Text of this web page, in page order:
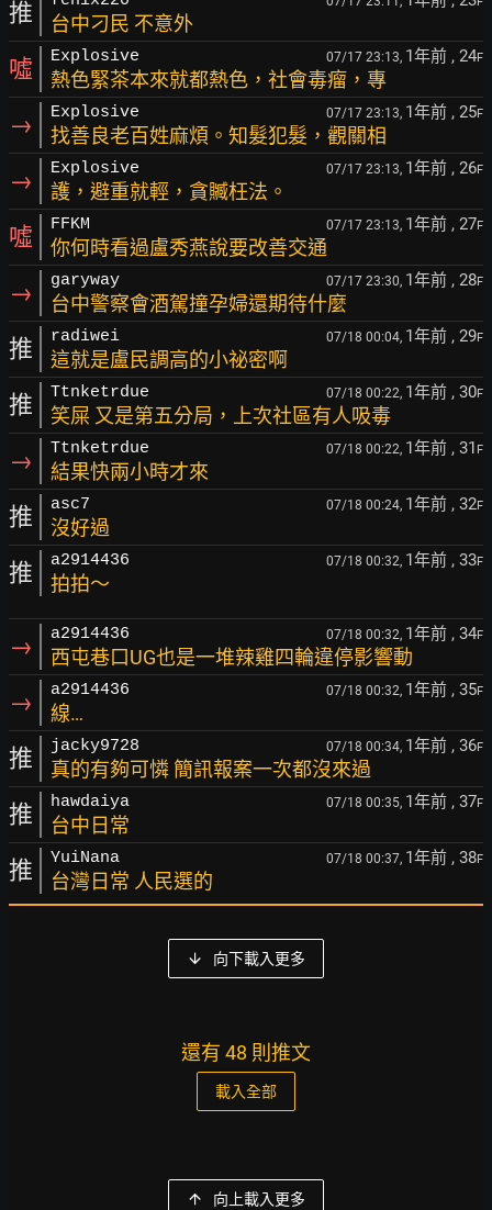
推 台中刁民 不意外
噓 Explosive 07/17 23:13, 1年前 , 24F
熱色緊茶本來就都熱色，社會毒瘤，專
→ Explosive 07/17 23:13, 1年前 , 25F
找善良老百姓麻煩。知髮犯髮，觀關相
→ Explosive 07/17 23:13, 1年前 , 26F
護，避重就輕，貪贓枉法。
噓 FFKM 07/17 23:13, 1年前 , 27F
你何時看過盧秀燕說要改善交通
→ garyway 07/17 23:30, 1年前 , 28F
台中警察會酒駕撞孕婦還期待什麼
推 radiwei 07/18 00:04, 1年前 , 29F
這就是盧民調高的小祕密啊
推 Ttnketrdue 07/18 00:22, 1年前 , 30F
笑屎 又是第五分局，上次社區有人吸毒
→ Ttnketrdue 07/18 00:22, 1年前 , 31 F
結果快兩小時才來
推 asc7 07/18 00:24, 1年前 , 32F
沒好過
推 a2914436 07/18 00:32, 1年前 , 33F
拍拍～
→ a2914436 07/18 00:32, 1年前 , 34F
西屯巷口UG也是一堆辣雞四輪違停影響動
→ a2914436 07/18 00:32, 1年前 , 35F
線…
推 jacky9728 07/18 00:34, 1年前 , 36F
真的有夠可憐 簡訊報案一次都沒來過
推 hawdaiya 07/18 00:35, 1年前 , 37F
台中日常
推 YuiNana 07/18 00:37, 1年前 , 38F
台灣日常 人民選的
向下載入更多
還有 48 則推文
載入全部
向上載入更多